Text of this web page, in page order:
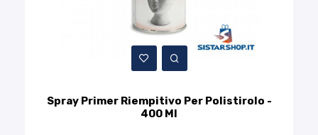
Spray Primer Riempitivo Per Polistirolo -
400 Ml